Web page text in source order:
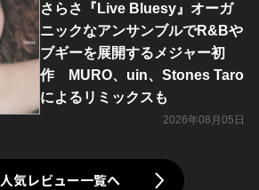
さらさ『Live Bluesy』オーガ
ニックなアンサンブルでR&Bや
ブギーを展開するメジャー初
作 MURO、uin、Stones Taro
によるリミックスも
2026年08月05日
人気レビュー一覧へ